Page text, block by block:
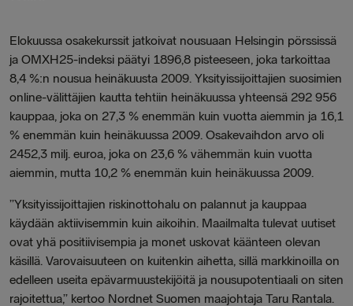
Elokuussa osakekurssit jatkoivat nousuaan Helsingin pörssissä
ja OMXH25-indeksi päätyi 1896,8 pisteeseen, joka tarkoittaa
8,4 %:n nousua heinäkuusta 2009. Yksityissijoittajien suosimien
online-välittäjien kautta tehtiin heinäkuussa yhteensä 292 956
kauppaa, joka on 27,3 % enemmän kuin vuotta aiemmin ja 16,1
% enemmän kuin heinäkuussa 2009. Osakevaihdon arvo oli
2452,3 milj. euroa, joka on 23,6 % vähemmän kuin vuotta
aiemmin, mutta 10,2 % enemmän kuin heinäkuussa 2009.
”Yksityissijoittajien riskinottohalu on palannut ja kauppaa
käydään aktiivisemmin kuin aikoihin. Maailmalta tulevat uutiset
ovat yhä positiivisempia ja monet uskovat käänteen olevan
käsillä. Varovaisuuteen on kuitenkin aihetta, sillä markkinoilla on
edelleen useita epävarmuustekijöitä ja nousupotentiaali on siten
rajoitettua,” kertoo Nordnet Suomen maajohtaja Taru Rantala.